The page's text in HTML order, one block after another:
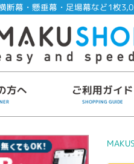
断幕・懸垂幕・足場幕など1枚
方へ ご利用ガイド
SHOPPING GUIDE